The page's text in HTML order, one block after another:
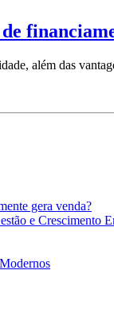
além das
gera venda?
e Crescimento